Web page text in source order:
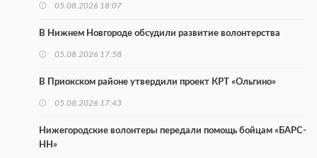
05.08.2026 18:07
В Нижнем Новгороде обсудили развитие волонтерства
05.08.2026 17:58
В Приокском районе утвердили проект КРТ «Ольгино»
05.08.2026 17:43
Нижегородские волонтеры передали помощь бойцам «БАРС-
НН»